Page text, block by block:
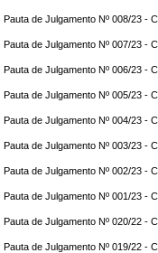
Pauta de Julgamento Nº 008/23 -
Pauta de Julgamento Nº 007/23 -
Pauta de Julgamento Nº 006/23 -
Pauta de Julgamento Nº 005/23 -
Pauta de Julgamento Nº 004/23 -
Pauta de Julgamento Nº 003/23 -
Pauta de Julgamento Nº 002/23 -
Pauta de Julgamento Nº 001/23 -
Pauta de Julgamento Nº 020/22 -
Pauta de Julgamento Nº 019/22 -